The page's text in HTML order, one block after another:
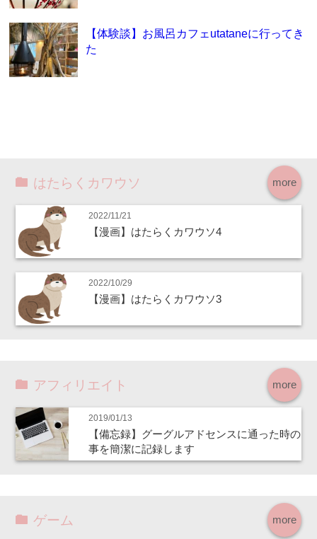
【体験談】お風呂カフェutataneに行ってき
た
more
はたらくカワウソ
2022/11/21
【漫画】はたらくカワウソ4
2022/10/29
【漫画】はたらくカワウソ3
more
アフィリエイト
2019/01/13
【備忘録】グーグルアドセンスに通った時の
事を簡潔に記録します
more
ゲーム